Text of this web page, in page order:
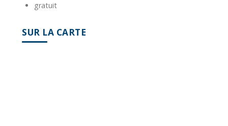
gratuit
SUR LA CARTE